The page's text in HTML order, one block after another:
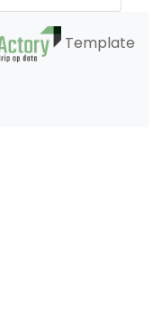
Template